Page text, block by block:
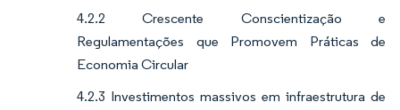
4.2.2 Crescente Conscientização e
Regulamentações que Promovem Práticas de
Economia Circular
4.2.3 Investimentos massivos em infraestrutura de